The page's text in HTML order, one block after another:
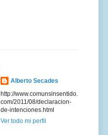
Alberto Secades
http://www.comunsinsentido.
com/2011/08/declaracion-
de-intenciones.html
Ver todo mi perfil